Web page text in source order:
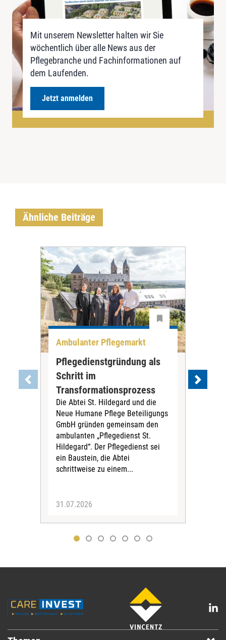
Mit unserem Newsletter halten wir Sie
wöchentlich über alle News aus der
Pflegebranche und Fachinformationen auf
dem Laufenden.
Jetzt anmelden
Ähnliche Beiträge
Ambulanter Pflegemarkt
Pflegedienstgründung als
Schritt im
Transformationsprozess
Die Abtei St. Hildegard und die
Neue Humane Pflege Beteiligungs
GmbH gründen gemeinsam den
ambulanten „Pflegedienst St.
Hildegard“. Der Pflegedienst sei
ein Baustein, die Abtei
schrittweise zu einem...
31.07.2026